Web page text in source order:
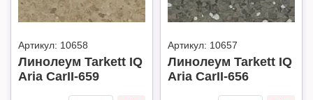
Артикул: 10658
Линолеум Tarkett IQ
Aria CarII-659
Артикул: 10657
Линолеум Tarkett IQ
Aria CarII-656